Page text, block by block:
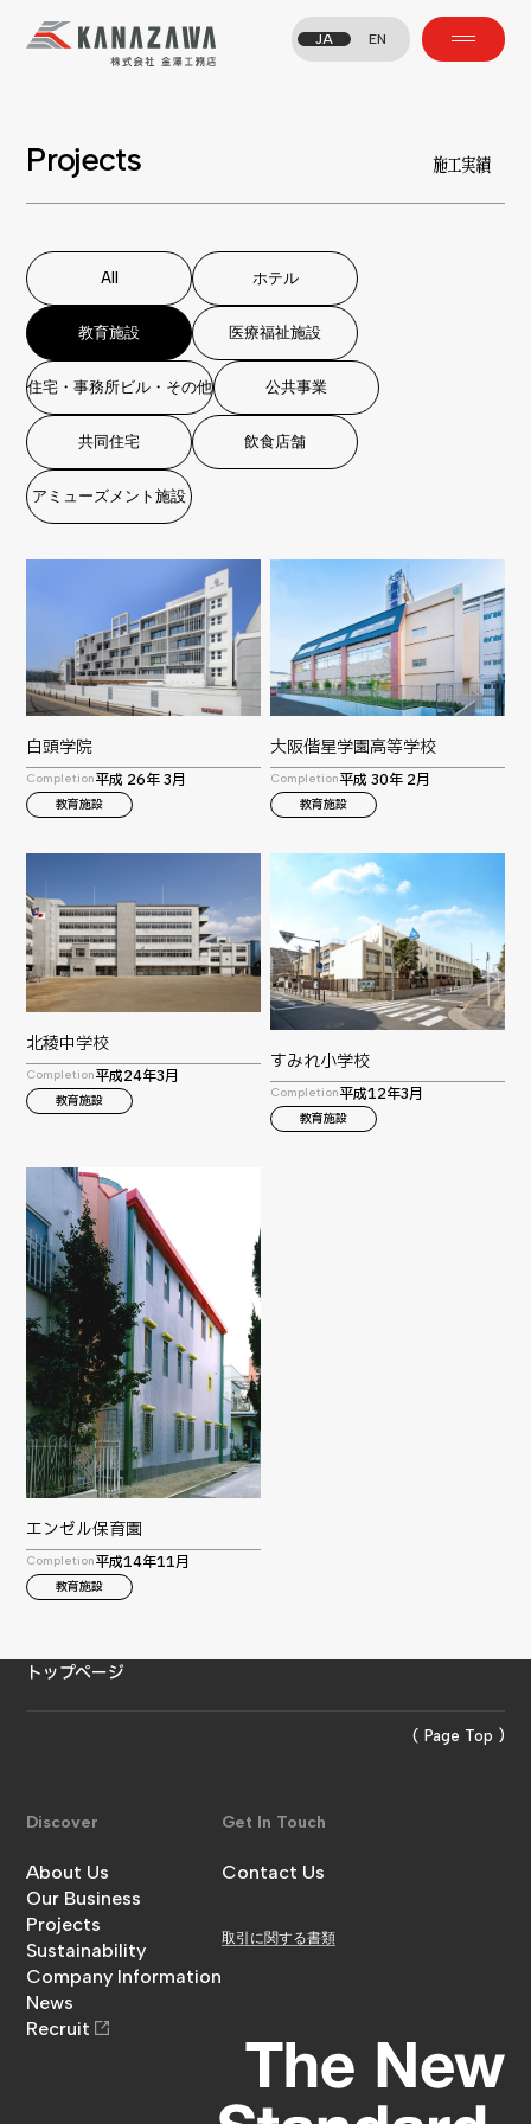
JA EN
Projects 施工実績
All
ホテル
教育施設
医療福祉施設
住宅・事務所ビル・その他
住宅・事務所ビル・その他
公共事業
共同住宅
飲食店舗
アミューズメント施設
アミューズメント施設
白頭学院
Completion平成 26年 3月
教育施設
大阪偕星学園高等学校
Completion平成 30年 2月
教育施設
北稜中学校
Completion平成24年3月
教育施設
すみれ小学校
Completion平成12年3月
教育施設
エンゼル保育園
Completion平成14年11月
教育施設
トップページ
( Page Top )
Discover
About Us
金澤工務店について
Our Business
事業内容
Projects
施工実績
Sustainability
サステナビリティ
Company Information
企業情報
News
お知らせ
Recruit
Get In Touch
Contact Us
取引に関する書類